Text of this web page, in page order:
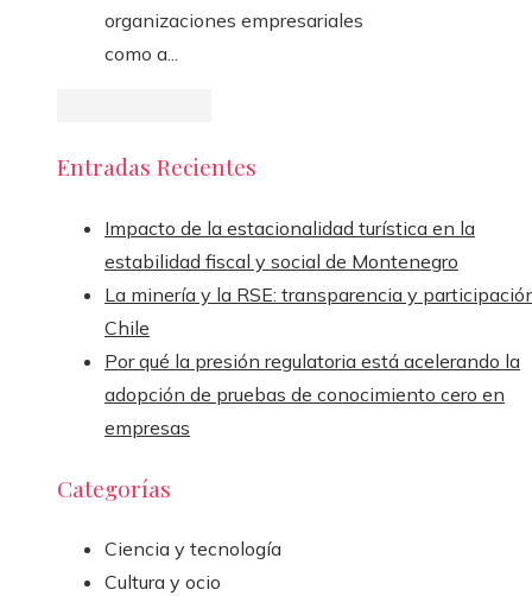
organizaciones empresariales
como a...
Entradas Recientes
Impacto de la estacionalidad turística en la
estabilidad fiscal y social de Montenegro
La minería y la RSE: transparencia y
Chile
Por qué la presión regulatoria está acelerando la
adopción de pruebas de conocimiento cero en
empresas
Categorías
Ciencia y tecnología
Cultura y ocio